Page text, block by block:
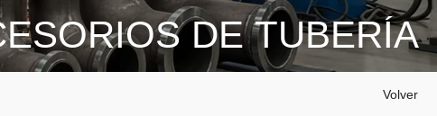
DE TUBERÍA
Volver